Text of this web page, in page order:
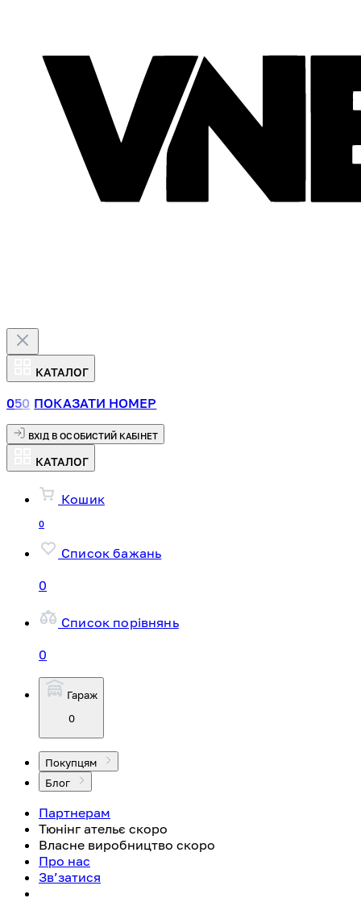
КАТАЛОГ
050 ПОКАЗАТИ НОМЕР
ВХІД В ОСОБИСТИЙ КАБІНЕТ
КАТАЛОГ
Кошик
0
Список бажань
0
Список порівнянь
0
Гараж
0
Покупцям
Блог
Партнерам
Тюнінг ательє скоро
Власне виробництво скоро
Про нас
Зв’затися